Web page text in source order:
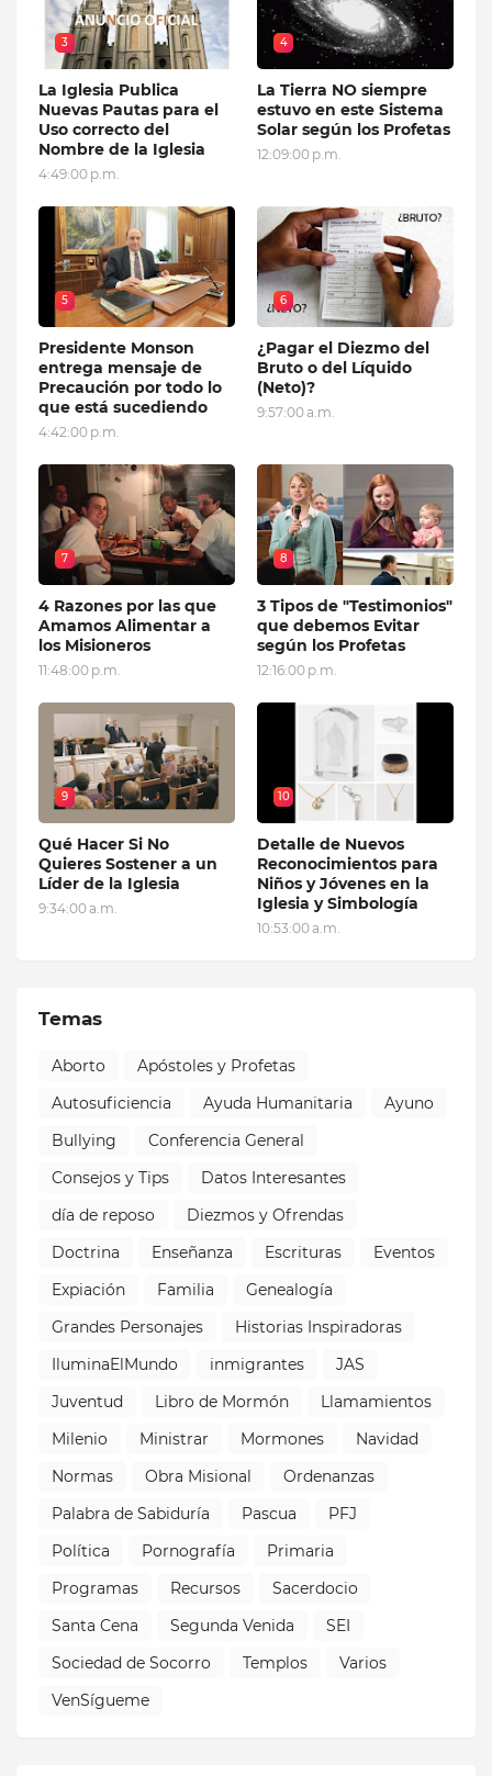
3
La Iglesia Publica
Nuevas Pautas para el
Uso correcto del
Nombre de la Iglesia
4:49:00 p.m.
4
La Tierra NO siempre
estuvo en este Sistema
Solar según los Profetas
12:09:00 p.m.
5
Presidente Monson
entrega mensaje de
Precaución por todo lo
que está sucediendo
4:42:00 p.m.
6
¿Pagar el Diezmo del
Bruto o del Líquido
(Neto)?
9:57:00 a.m.
7
4 Razones por las que
Amamos Alimentar a
los Misioneros
11:48:00 p.m.
8
3 Tipos de "Testimonios"
que debemos Evitar
según los Profetas
12:16:00 p.m.
9
Qué Hacer Si No
Quieres Sostener a un
Líder de la Iglesia
9:34:00 a.m.
10
Detalle de Nuevos
Reconocimientos para
Niños y Jóvenes en la
Iglesia y Simbología
10:53:00 a.m.
Temas
Aborto
Apóstoles y Profetas
Autosuficiencia
Ayuda Humanitaria
Ayuno
Bullying
Conferencia General
Consejos y Tips
Datos Interesantes
día de reposo
Diezmos y Ofrendas
Doctrina
Enseñanza Escrituras
Eventos
Expiación
Familia
Genealogía
Grandes Personajes
Historias Inspiradoras
IluminaElMundo
inmigrantes
JAS
Juventud
Libro de Mormón
Llamamientos
Milenio
Ministrar Mormones
Navidad
Normas
Obra Misional
Ordenanzas
Palabra de Sabiduría
Pascua
PFJ
Política
Pornografía
Primaria
Programas
Recursos
Sacerdocio
Santa Cena
Segunda Venida
SEI
Sociedad de Socorro
Templos
Varios
VenSígueme